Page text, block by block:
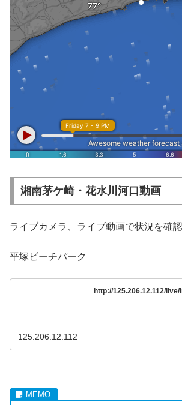
湘南茅ケ崎・花水川河口動画
ライブカメラ、ライブ動画で状況を確認
平塚ビーチパーク
http://125.206.12.112/live/
125.206.12.112